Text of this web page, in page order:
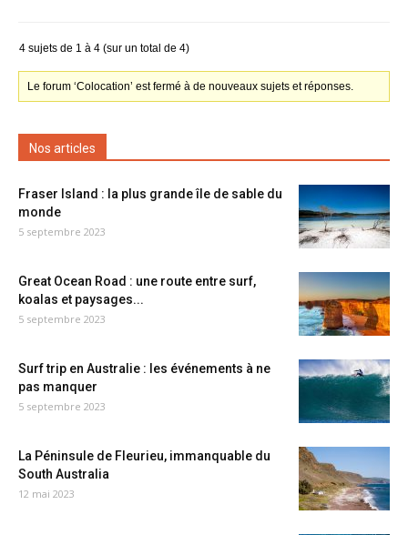
4 sujets de 1 à 4 (sur un total de 4)
Le forum ‘Colocation’ est fermé à de nouveaux sujets et réponses.
Nos articles
Fraser Island : la plus grande île de sable du
monde
5 septembre 2023
Great Ocean Road : une route entre surf,
koalas et paysages...
5 septembre 2023
Surf trip en Australie : les événements à ne
pas manquer
5 septembre 2023
La Péninsule de Fleurieu, immanquable du
South Australia
12 mai 2023